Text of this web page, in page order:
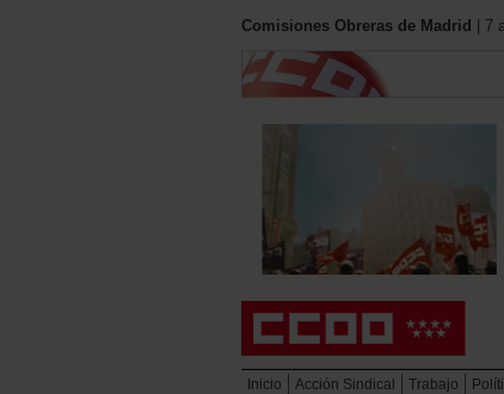
Comisiones Obreras de Madrid | 7
Inicio Acción Sindical Trabajo